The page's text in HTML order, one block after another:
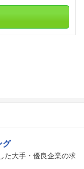
グ
た大手・優良企業の求